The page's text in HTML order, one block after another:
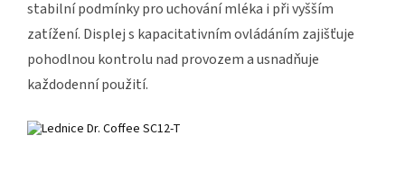
stabilní podmínky pro uchování mléka i při vyšším
zatížení. Displej s kapacitativním ovládáním zajišťuje
pohodlnou kontrolu nad provozem a usnadňuje
každodenní použití.